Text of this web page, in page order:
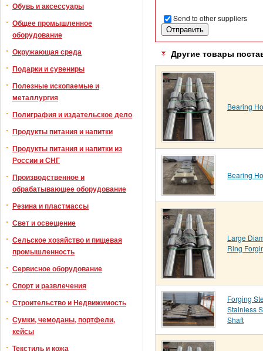
Обувь и аксессуары
Общее промышленное
оборудование
Окружающая среда
Подарки и сувениры
Полезные ископаемые и
металлургия
Полиграфия и издательское дело
Продукты питания и напитки
Продукты питания и напитки из
России и СНГ
Производственное и
обрабатывающее оборудование
Резина и пластмассы
Свет и освещение
Сельское хозяйство и пищевая
промышленность
Сервисное оборудование
Спорт и развлечения
Строительство и Недвижимость
Сумки, чемоданы, портфели,
кейсы
Текстиль и кожа
Send to other suppliers
Другие товары
Bearing
Bearing
Large
Ring
Forging
Stainless
Shaft